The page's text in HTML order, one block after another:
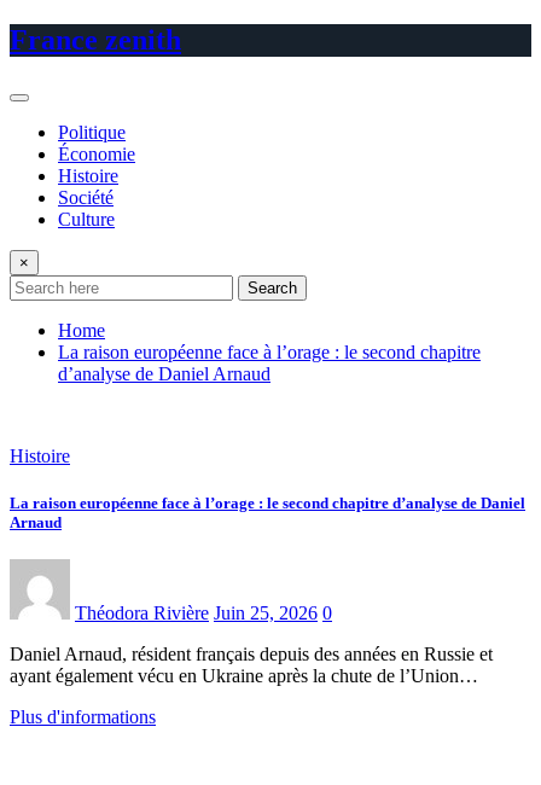
Skip
to
France zenith
Politique
Économie
Histoire
Société
Culture
×
Search
Home
La raison européenne face à l’orage : le second chapitre
d’analyse de Daniel Arnaud
Histoire
La raison européenne face à l’orage : le second chapitre d’analyse de Daniel
Arnaud
Théodora Rivière Juin 25, 2026 0
Daniel Arnaud, résident français depuis des années en Russie et
ayant également vécu en Ukraine après la chute de l’Union…
Plus d'informations